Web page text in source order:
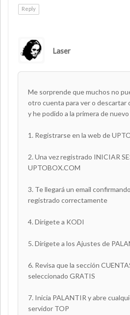
Reply
Laser
Me sorprende que muchos no
otro cuenta para ver o descartar
y he podido a la primera de nuevo
1. Registrarse en la web de
2. Una vez registrado INICIAR
UPTOBOX.COM
3. Te llegará un email
registrado correctamente
4. Dirígete a KODI
5. Dirígete a los Ajustes de
6. Revisa que la sección
seleccionado GRATIS
7. Inicia PALANTIR y abre
servidor TOP